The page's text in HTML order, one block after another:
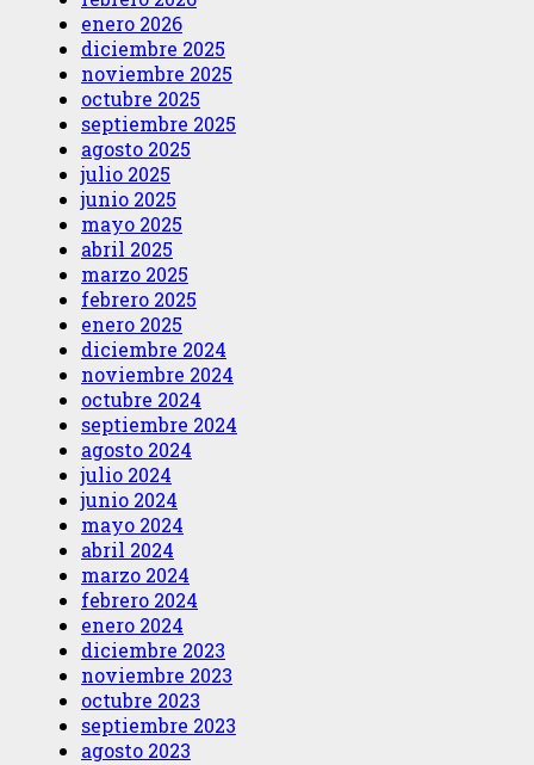
enero 2026
diciembre 2025
noviembre 2025
octubre 2025
septiembre 2025
agosto 2025
julio 2025
junio 2025
mayo 2025
abril 2025
marzo 2025
febrero 2025
enero 2025
diciembre 2024
noviembre 2024
octubre 2024
septiembre 2024
agosto 2024
julio 2024
junio 2024
mayo 2024
abril 2024
marzo 2024
febrero 2024
enero 2024
diciembre 2023
noviembre 2023
octubre 2023
septiembre 2023
agosto 2023